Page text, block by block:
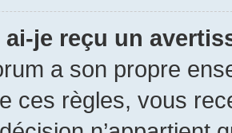
je reçu un
a son propre
ces règles, vous